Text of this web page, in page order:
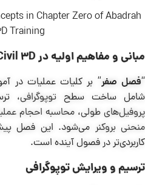
in Chapter Zero of Abadrah
Training
مبانی و مفاهیم اولیه در Civil 3D
“فصل صفر” بر کلیات عملیات در
شامل ساخت سطحتوپوگرافی،
پروفیل‌های طولی، محاسبه احجام
منحنی بروکنر می‌شود. این فصل
کاربردی‌تر در فصول آینده است.
ترسیم و ویرایش توپوگرافی